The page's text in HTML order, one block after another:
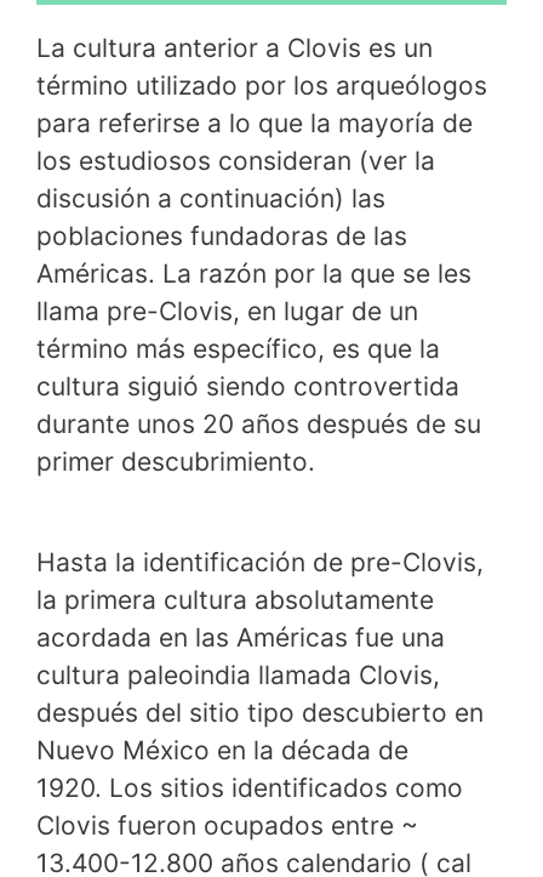
La cultura anterior a Clovis es un
término utilizado por los arqueólogos
para referirse a lo que la mayoría de
los estudiosos consideran (ver la
discusión a continuación) las
poblaciones fundadoras de las
Américas. La razón por la que se les
llama pre-Clovis, en lugar de un
término más específico, es que la
cultura siguió siendo controvertida
durante unos 20 años después de su
primer descubrimiento.
Hasta la identificación de pre-Clovis,
la primera cultura absolutamente
acordada en las Américas fue una
cultura paleoindia llamada Clovis,
después del sitio tipo descubierto en
Nuevo México en la década de
1920. Los sitios identificados como
Clovis fueron ocupados entre ~
13.400-12.800 años calendario ( cal